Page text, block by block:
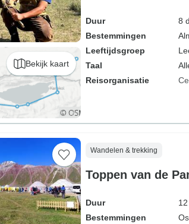
Bekijk kaart
Duur
8
Bestemmingen
Leeftijdsgroep
Taal
Reisorganisatie
Wandelen & trekking
Toppen van de
Duur
Bestemmingen